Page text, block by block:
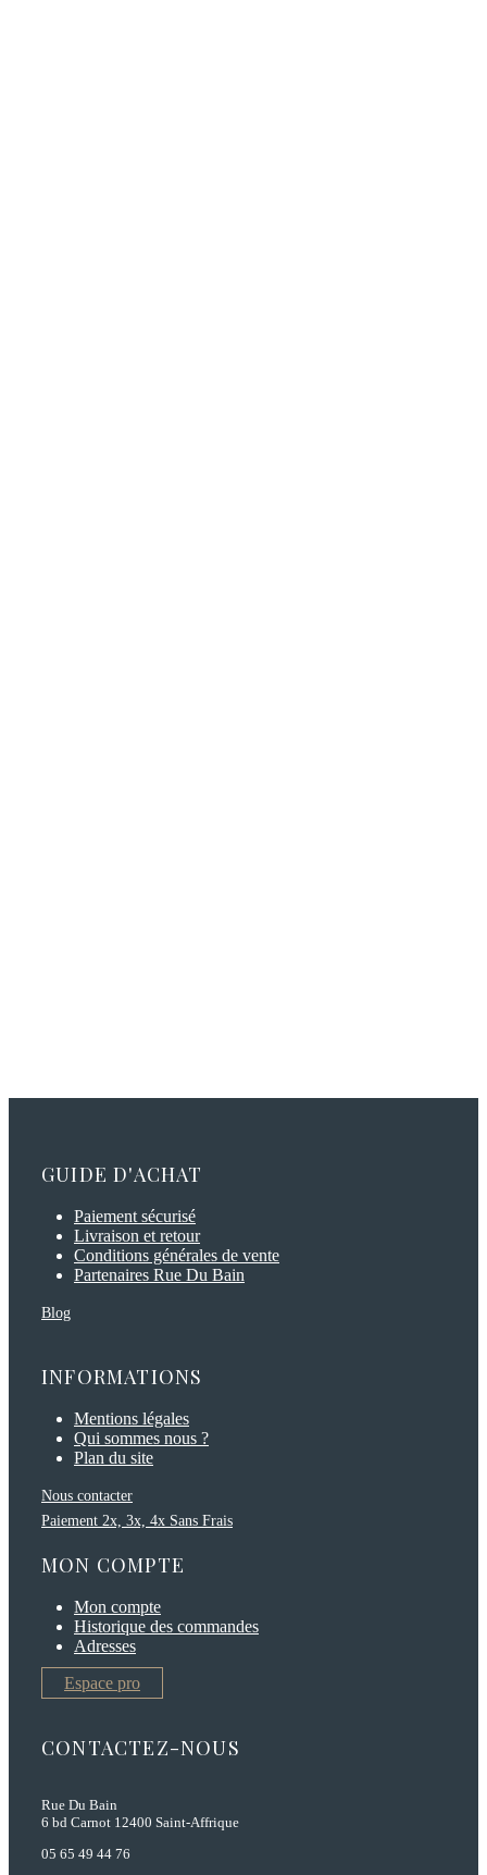
GUIDE D'ACHAT
Paiement sécurisé
Livraison et retour
Conditions générales de vente
Partenaires Rue Du Bain
Blog
INFORMATIONS
Mentions légales
Qui sommes nous ?
Plan du site
Nous contacter
Paiement 2x, 3x, 4x Sans Frais
MON COMPTE
Mon compte
Historique des commandes
Adresses
Espace pro
CONTACTEZ-NOUS
Rue Du Bain
6 bd Carnot 12400 Saint-Affrique
05 65 49 44 76